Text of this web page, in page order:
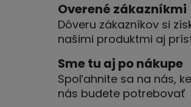
v
k
y
ý
p
i
Overené zákazníkmi
Dôveru zákazníkov si
našimi produktmi aj
Sme tu aj po nákupe
Spoľahnite sa na nás,
nás budete potrebovať